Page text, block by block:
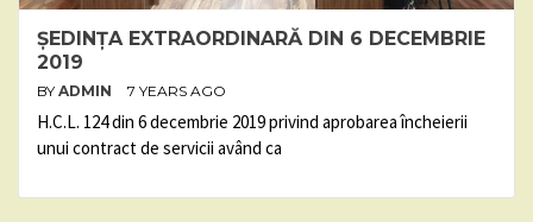
ȘEDINȚA EXTRAORDINARĂ DIN 6 DECEMBRIE
2019
BY ADMIN 7 YEARS AGO
H.C.L. 124 din 6 decembrie 2019 privind aprobarea încheierii
unui contract de servicii având ca